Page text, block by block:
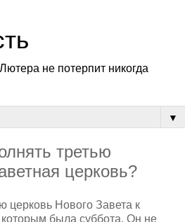
не потерпит никогда
▼
третью
церковь?
церковь Нового Завета к
была суббота. Он не